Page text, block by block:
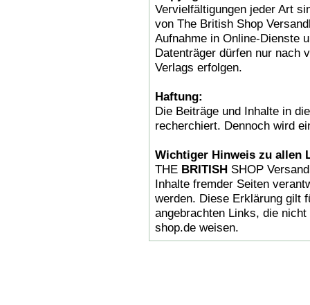
Vervielfältigungen jeder Art
von The British Shop
Aufnahme in Online-Dienste
Datenträger dürfen nur nach
Verlags erfolgen.
Haftung:
Die Beiträge und Inhalte in
recherchiert. Dennoch wird
Wichtiger Hinweis zu allen
THE BRITISH SHOP
Inhalte fremder Seiten
werden. Diese Erklärung gilt
angebrachten Links, die
shop.de weisen.